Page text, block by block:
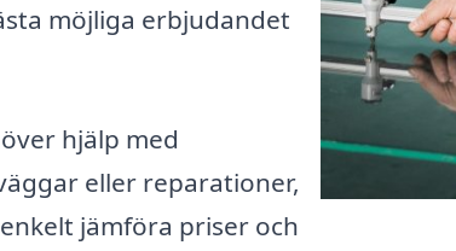
möjliga erbjudandet
hjälp med
eller reparationer,
jämföra priser och